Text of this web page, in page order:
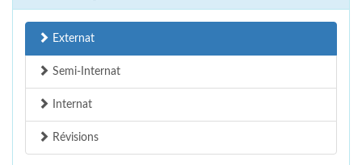
Externat
Semi-Internat
Internat
Révisions